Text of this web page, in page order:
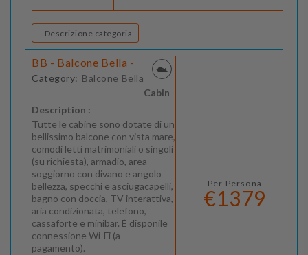
Descrizione categoria
BB - Balcone Bella -
Category: Balcone Bella
Cabin
Description :
Tutte le cabine sono dotate di un
bellissimo balcone con vista mare,
comodi letti matrimoniali o singoli
(su richiesta), armadio, area
soggiorno con divano e angolo
bellezza, specchi e asciugacapelli,
bagno con doccia, TV interattiva,
aria condizionata, telefono,
cassaforte e minibar. È disponile
connessione Wi-Fi (a
pagamento).
Per Persona
€1379